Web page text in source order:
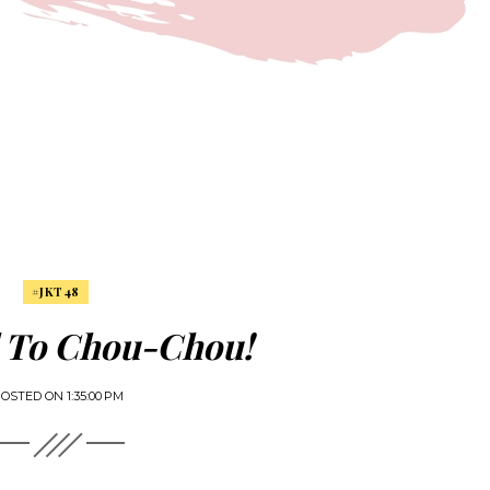
#JKT48
Chou-Chou!
ON 1:35:00 PM